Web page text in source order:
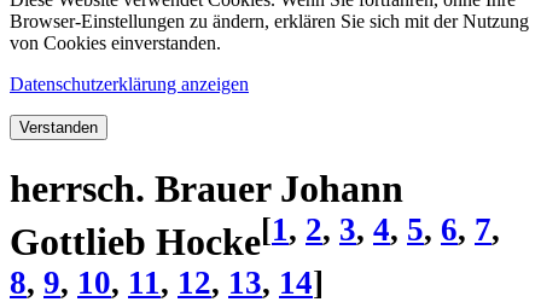
Browser-Einstellungen zu ändern, erklären Sie sich mit der Nutzung
von Cookies einverstanden.
Datenschutzerklärung anzeigen
Verstanden
herrsch. Brauer Johann
Gottlieb Hocke[1, 2, 3, 4, 5, 6, 7,
8, 9, 10, 11, 12, 13, 14]